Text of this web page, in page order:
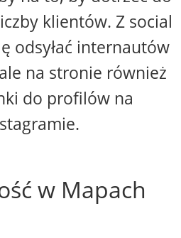
klientów. Z social
odsyłać internautów
na stronie również
do profilów na
w Mapach